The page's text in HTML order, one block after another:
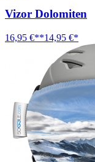
Vizor Dolomiten
16,95 €**14,95 €*